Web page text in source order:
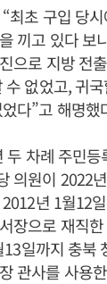
최초 구입 당
끼고 있다 보
으로 지방 전
없었고, 귀
다”고 해명했
차례 주민등
의원이 2022
년 1월12
장으로 재직
일까지 충북
관사를 사용